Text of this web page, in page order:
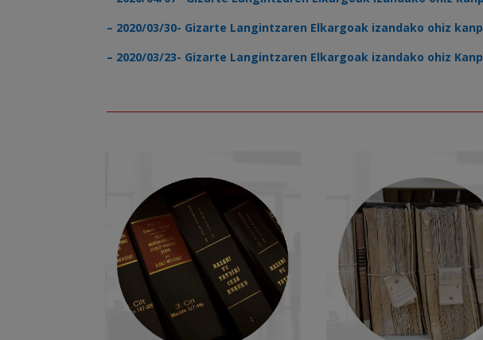
– 2020/03/30- Gizarte Langintzaren Elkargoak izandako ohiz
– 2020/03/23- Gizarte Langintzaren Elkargoak izandako ohiz